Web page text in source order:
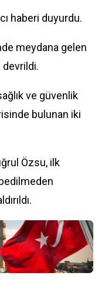
haberi duyurdu.
meydana gelen
devrildi.
ve güvenlik
bulunan iki
Özsu, ilk